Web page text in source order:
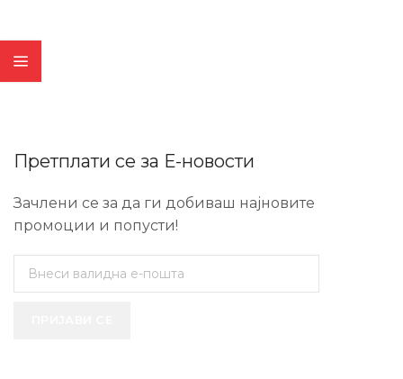
Претплати се за Е-новости
Зачлени се за да ги добиваш најновите
промоции и попусти!